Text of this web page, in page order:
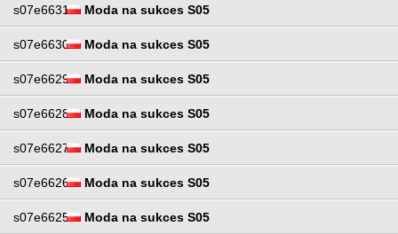
s07e6631 Moda na sukces S05
s07e6630 Moda na sukces S05
s07e6629 Moda na sukces S05
s07e6628 Moda na sukces S05
s07e6627 Moda na sukces S05
s07e6626 Moda na sukces S05
s07e6625 Moda na sukces S05